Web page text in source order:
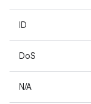
ID
DoS
N/A